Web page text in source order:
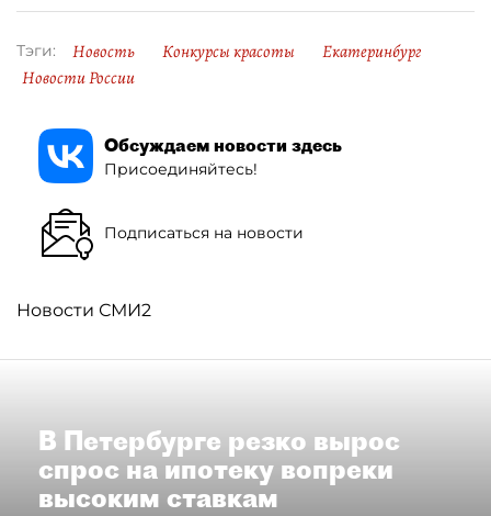
Тэги: Новость Конкурсы красоты
Екатеринбург
Новости России
Обсуждаем новости здесь
Присоединяйтесь!
Подписаться на новости
Новости СМИ2
В Петербурге резко вырос
спрос на ипотеку вопреки
высоким ставкам